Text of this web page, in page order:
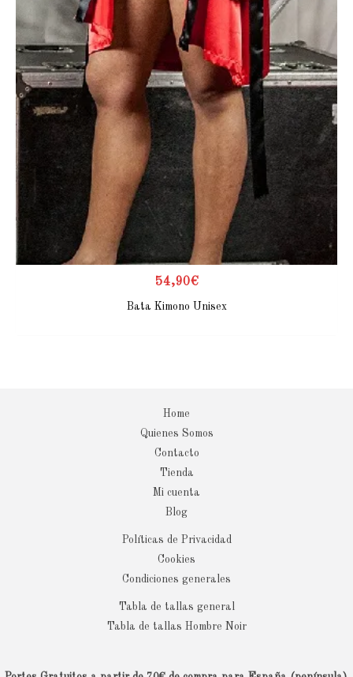
54,90€
Bata Kimono Unisex
Home
Quienes Somos
Contacto
Tienda
Mi cuenta
Blog
Políticas de Privacidad
Cookies
Condiciones generales
Tabla de tallas general
Tabla de tallas Hombre Noir